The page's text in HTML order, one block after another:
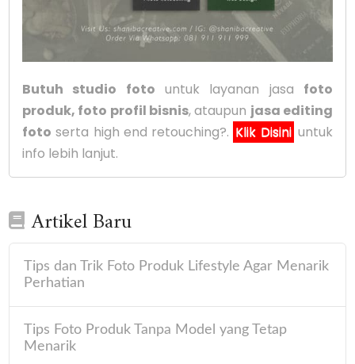
Butuh studio foto untuk layanan jasa foto
produk, foto profil bisnis, ataupun jasa editing
foto serta high end retouching?. Klik Disini untuk
info lebih lanjut.
Artikel Baru
Tips dan Trik Foto Produk Lifestyle Agar Menarik
Perhatian
Tips Foto Produk Tanpa Model yang Tetap
Menarik